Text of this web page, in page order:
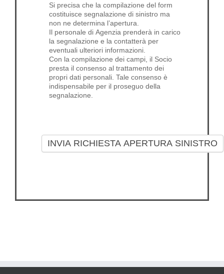
Si precisa che la compilazione del form
costituisce segnalazione di sinistro ma
non ne determina l’apertura.
Il personale di Agenzia prenderà in carico
la segnalazione e la contatterà per
eventuali ulteriori informazioni.
Con la compilazione dei campi, il Socio
presta il consenso al trattamento dei
propri dati personali. Tale consenso è
indispensabile per il proseguo della
segnalazione.